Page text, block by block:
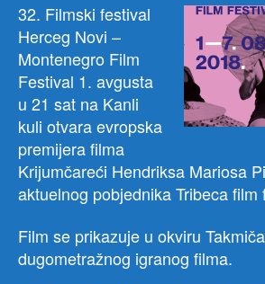
32. Filmski festival
Herceg Novi –
Montenegro Film
Festival 1. avgusta
u 21 sat na Kanli
kuli otvara evropska
premijera filma
Krijumčareći Hendriksa Mariosa
aktuelnog pobjednika Tribeca film
Film se prikazuje u okviru
dugometražnog igranog filma.